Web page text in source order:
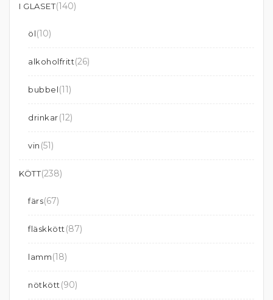
I GLASET(140)
öl(10)
alkoholfritt(26)
bubbel(11)
drinkar(12)
vin (51)
KÖTT(238)
färs(67)
fläskkött(87)
lamm(18)
nötkött(90)